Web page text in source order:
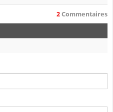
2 Commentaires